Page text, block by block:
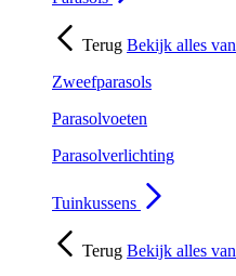
Terug Bekijk alles van
Zweefparasols
Parasolvoeten
Parasolverlichting
Tuinkussens
Terug Bekijk alles van